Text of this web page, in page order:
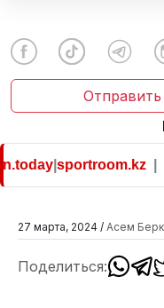
|sportroom.kz|
27 марта, 2024 / Асем
Поделиться: